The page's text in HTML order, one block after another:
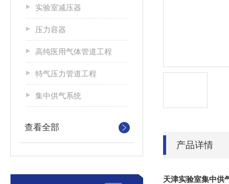
实验室减压器
压力容器
高纯医用气体管道工程
特气压力管道工程
集中供气系统
查看全部
产品详情
天津实验室集中供